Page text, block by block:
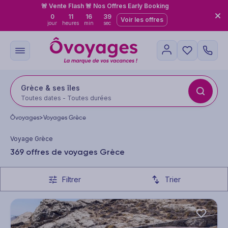
🚨 Vente Flash 🚨 Nos Offres Early Booking
0
jour
11
heures
16
min
36
sec Voir les offres
Grèce & ses îles
Toutes dates - Toutes durées
Ôvoyages>Voyages Grèce
Voyage Grèce
369 offres de voyages Grèce
Filtrer Trier